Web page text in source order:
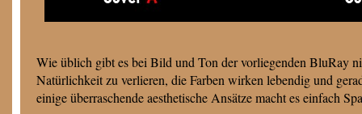
Wie üblich gibt es bei Bild und Ton der vorliegenden BluRay
Natürlichkeit zu verlieren, die Farben wirken lebendig und
einige überraschende aesthetische Ansätze macht es einfach